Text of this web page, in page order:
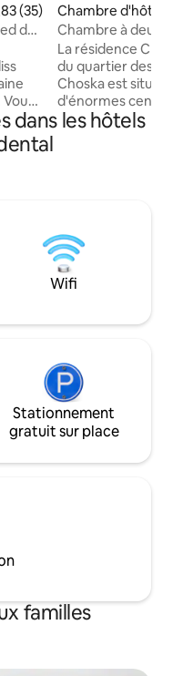
moyenne sur la
(35)
de
Chambre d'hôtel
Tanah Abang
Chambre à deux
Residence
La résidence
du quartier des
Choska est
d'énormes
que Grand
de boissons non
ainsi qu'une
débit, votre
sûrement doux
dans les hôtels
Wifi
Stationnement
gratuit sur place
familles